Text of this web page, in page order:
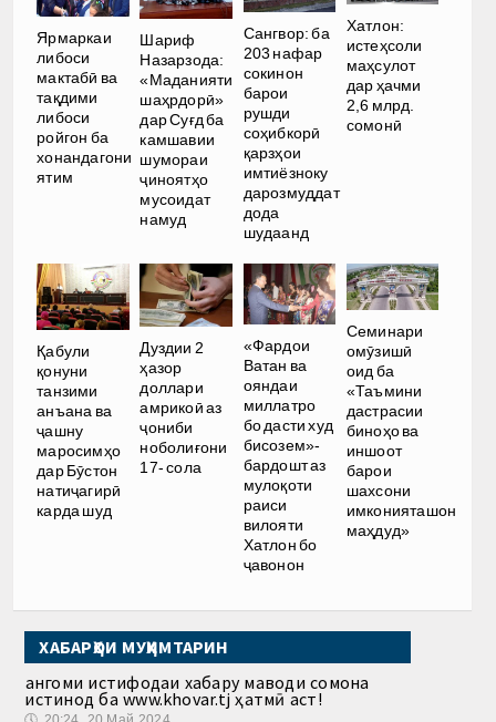
Ярмаркаи
либоси
мактабӣ ва
тақдими
либоси
ройгон ба
хонандагони
ятим
Шариф
Назарзода:
«Маданияти
шаҳрдорӣ»
дар Суғд ба
камшавии
шумораи
ҷиноятҳо
мусоидат
намуд
Сангвор: ба
203 нафар
сокинон
барои
рушди
соҳибкорӣ
қарзҳои
имтиёзноку
дарозмуддат
дода
шудаанд
Хатлон:
истеҳсоли
маҳсулот
дар ҳачми
2,6 млрд.
сомонӣ
Қабули
қонуни
танзими
анъана ва
ҷашну
маросимҳо
дар Бӯстон
натиҷагирӣ
карда шуд
Дуздии 2
ҳазор
доллари
амрикоӣ аз
ҷониби
ноболиғони
17- сола
«Фардои
Ватан ва
ояндаи
миллатро
бо дасти худ
бисозем»-
бардошт аз
мулоқоти
раиси
вилояти
Хатлон бо
ҷавонон
Семинари
омӯзишӣ
оид ба
«Таъмини
дастрасии
биноҳо ва
иншоот
барои
шахсони
имконияташон
маҳдуд»
ХАБАРҲОИ МУҲИМТАРИН
Ҳангоми истифодаи хабару маводи сомона
истинод ба www.khovar.tj ҳатмӣ аст!